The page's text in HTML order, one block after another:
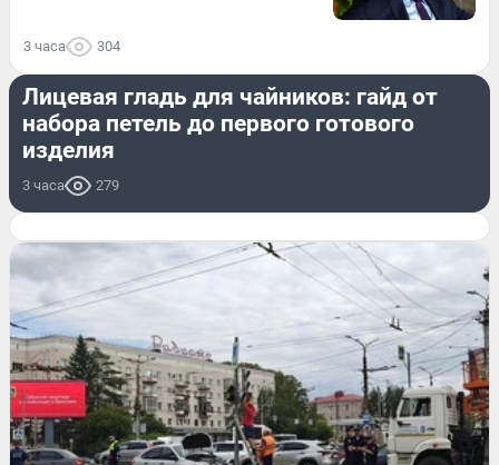
3 часа 304
РАЗВЛЕЧЕНИЯ
Лицевая гладь для чайников: гайд от
набора петель до первого готового
изделия
3 часа 279